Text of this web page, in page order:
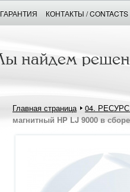
ГАРАНТИЯ КОНТАКТЫ / CONTACTS
Главная страница
04.
магнитный HP LJ 9000 в